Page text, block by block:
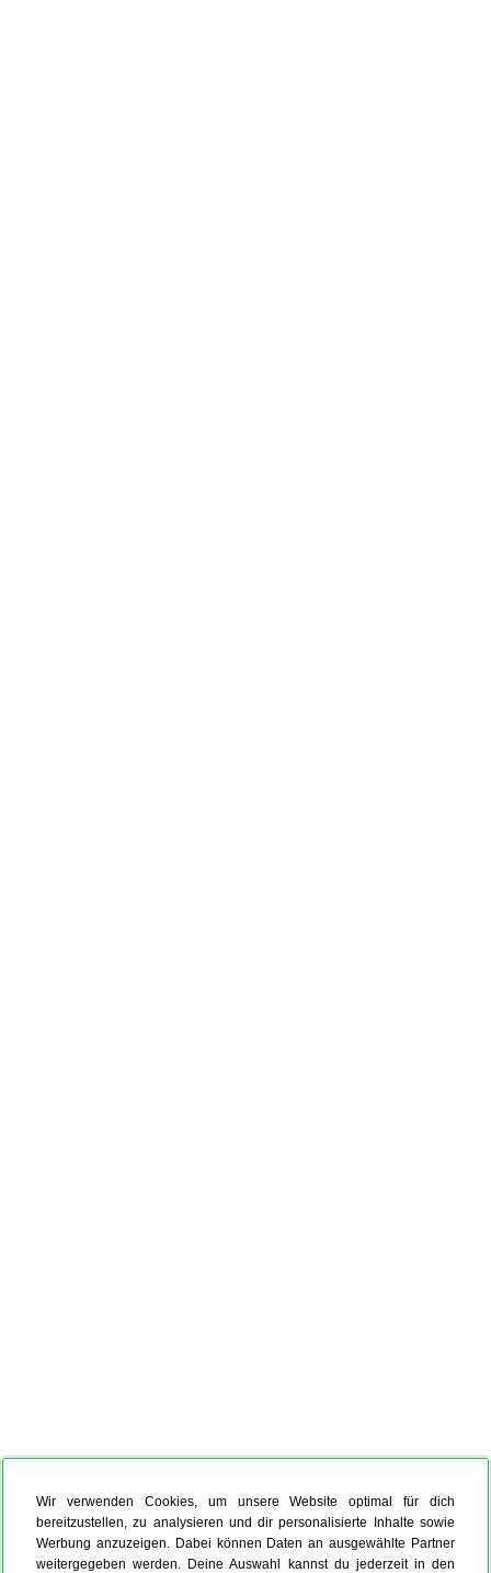
Wir verwenden Cookies, um unsere Website optimal für dich
bereitzustellen, zu analysieren und dir personalisierte Inhalte sowie
Werbung anzuzeigen. Dabei können Daten an ausgewählte Partner
weitergegeben werden. Deine Auswahl kannst du jederzeit in den